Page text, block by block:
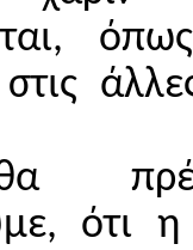
στις
ότι η